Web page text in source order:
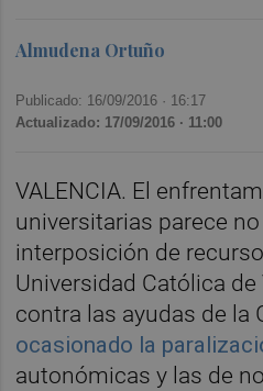
Almudena Ortuño
Publicado: 16/09/2016 · 16:17
Actualizado: 17/09/2016 · 11:00
VALENCIA. El
universitarias parece
interposición de
Universidad Católica de
contra las ayudas de la
ocasionado la
autonómicas y las de